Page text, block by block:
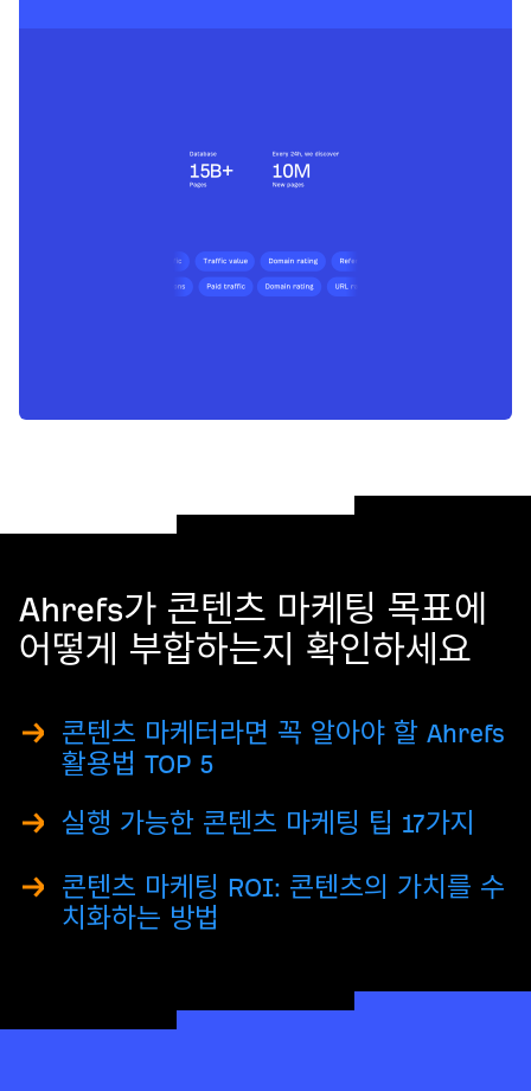
Ahrefs가 콘텐츠 마케팅 목표에
어떻게 부합하는지 확인하세요
콘텐츠 마케터라면 꼭 알아야 할 Ahrefs
활용법 TOP 5
실행 가능한 콘텐츠 마케팅 팁 17가지
콘텐츠 마케팅 ROI: 콘텐츠의 가치를 수
치화하는 방법